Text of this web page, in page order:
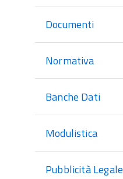
Documenti
Normativa
Banche Dati
Modulistica
Pubblicità Legale